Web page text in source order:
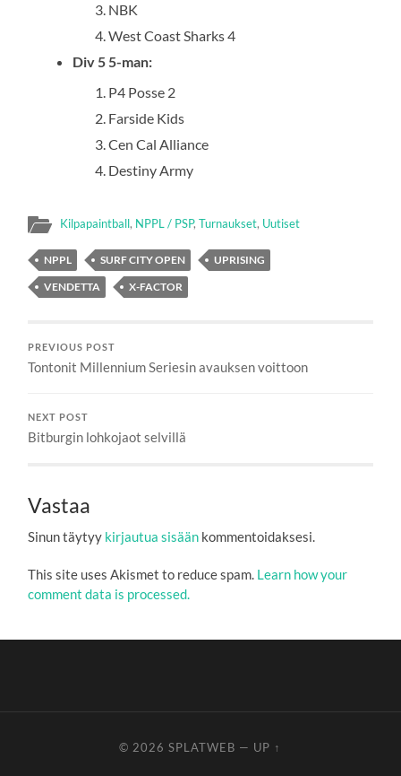
NBK
West Coast Sharks 4
Div 5 5-man:
P4 Posse 2
Farside Kids
Cen Cal Alliance
Destiny Army
Kilpapaintball, NPPL / PSP,Turnaukset, Uutiset
NPPL SURF CITY OPEN
UPRISING
VENDETTA
X-FACTOR
PREVIOUS POST
Tontonit Millennium Seriesin avauksen voittoon
NEXT POST
Bitburgin lohkojaot selvillä
Vastaa
Sinun täytyy kirjautua sisään kommentoidaksesi.
This site uses Akismet to reduce spam. Learn how your
comment data is processed.
© 2026SPLATWEB — UP ↑